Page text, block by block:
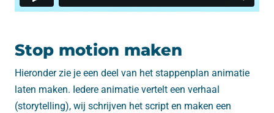
Stop motion maken
Hieronder zie je een deel van het stappenplan animatie
laten maken. Iedere animatie vertelt een verhaal
(storytelling), wij schrijven het script en maken een